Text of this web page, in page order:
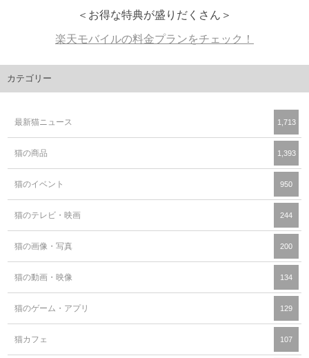
＜お得な特典が盛りだくさん＞
楽天モバイルの料金プランをチェック！
カテゴリー
最新猫ニュース 1,713
猫の商品 1,393
猫のイベント 950
猫のテレビ・映画 244
猫の画像・写真 200
猫の動画・映像 134
猫のゲーム・アプリ 129
猫カフェ 107